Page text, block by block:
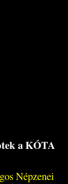
a KÓTA
Népzenei